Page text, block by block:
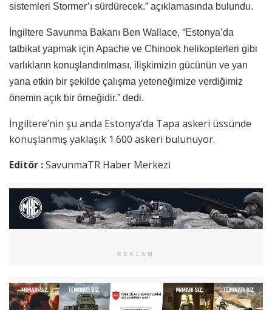
sistemleri Stormer’ı sürdürecek.” açıklamasında bulundu.
İngiltere Savunma Bakanı Ben Wallace, “Estonya’da
tatbikat yapmak için Apache ve Chinook helikopterleri gibi
varlıkların konuşlandırılması, ilişkimizin gücünün ve yan
yana etkin bir şekilde çalışma yeteneğimize verdiğimiz
önemin açık bir örneğidir.” dedi.
İngiltere’nin şu anda Estonya’da Tapa askeri üssünde
konuşlanmış yaklaşık 1.600 askeri bulunuyor.
Editör :SavunmaTR Haber Merkezi
REKLAM